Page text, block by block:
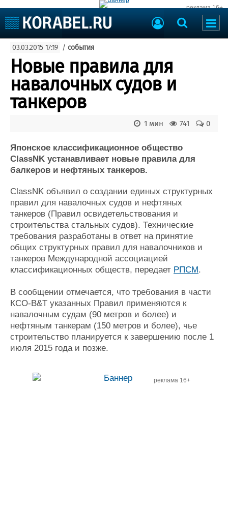
реклама 16+
Судоходство
Судоремонт
События
Порты
ВМФ
Судостроение
Пульс
Новости
Компании
Репутация
Работа
Крюинг
Журнал
Реклама
Торговая площадка
Доска объявлений
Продажа флота
Изделия
Материалы
Услуги
Выставки и семинары
Личности
Словарь
Галерея флота
Форум
Отзывы
Все службы
03.03.2015 17:19 / события
Новые правила для
навалочных судов и
танкеров
0
741
1 мин
Японское классификационное общество
ClassNK устанавливает новые правила для
балкеров и нефтяных танкеров.
ClassNK объявил о создании единых структурных
правил для навалочных судов и нефтяных
танкеров (Правил освидетельствования и
строительства стальных судов). Технические
требования разработаны в ответ на принятие
общих структурных правил для навалочников и
танкеров Международной ассоциацией
классификационных обществ, передает РПСМ.
В сообщении отмечается, что требования в части
КСО-B&T указанных Правил применяются к
навалочным судам (90 метров и более) и
нефтяным танкерам (150 метров и более), чье
строительство планируется к завершению после 1
июля 2015 года и позже.
реклама 16+